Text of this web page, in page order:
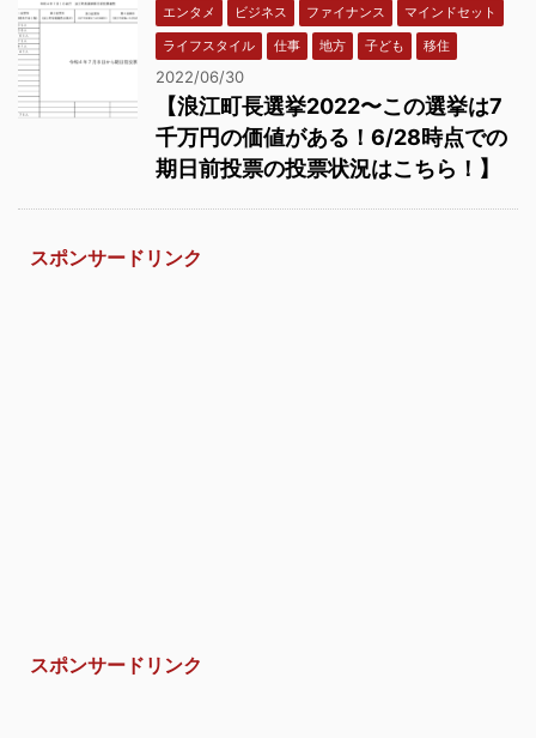
エンタメ ビジネス ファイナンス
マインドセット
ライフスタイル
仕事 地方 子ども 移住
2022/06/30
【浪江町長選挙2022〜この選挙は7
千万円の価値がある！6/28時点での
期日前投票の投票状況はこちら！】
スポンサードリンク
スポンサードリンク